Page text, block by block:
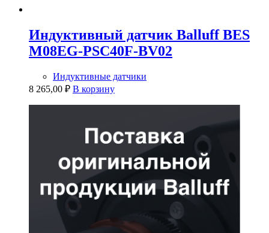
Индуктивный датчик Balluff BES
M08EG-PSC40F-BV02
Индуктивные датчики
8 265,00 ₽ В корзину